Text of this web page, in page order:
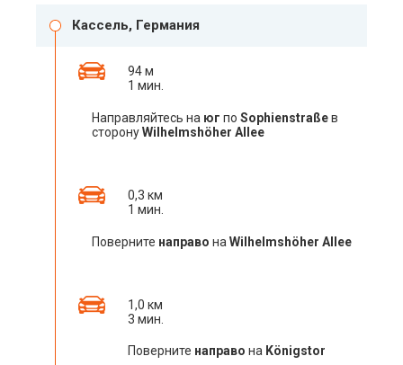
Кассель, Германия
94 м
1 мин.
Направляйтесь на юг по Sophienstraßeв
сторонуWilhelmshöher Allee
0,3 км
1 мин.
Поверните направо на Wilhelmshöher Allee
1,0 км
3 мин.
Поверните направо на Königstor